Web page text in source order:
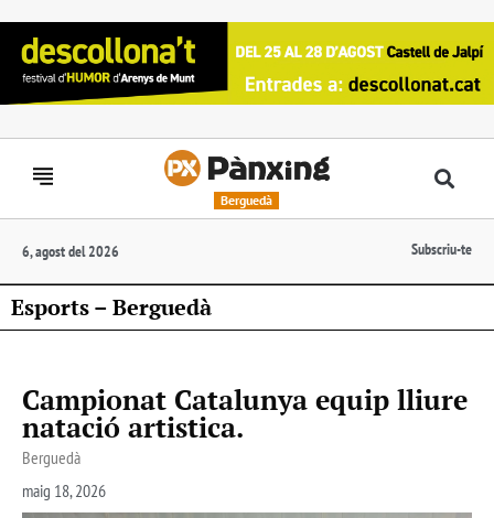
Berguedà
6, agost del 2026 Subscriu-te
Esports – Berguedà
Campionat Catalunya equip lliure
natació artistica.
Berguedà
maig 18, 2026